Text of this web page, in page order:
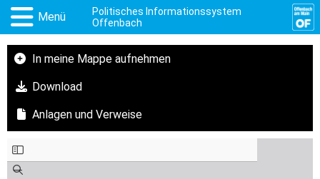
Menü
Politisches Informationssystem
Offenbach
In meine Mappe aufnehmen
Download
Anlagen und Verweise